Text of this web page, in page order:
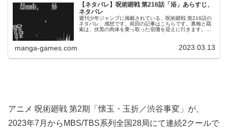
【ネタバレ】呪術廻戦 第216話「浴」あらすじ、
ネタバレ
週刊少年ジャンプに掲載されている、呪術廻戦 第216話の
ネタバレ、感想です。前回の記事はこちらです。裏梅と羂
索は、伏黒の肉体を乗っ取った宿儺を迎えに行きます。宿
manga-games.com 2023.03.13
アニメ 呪術廻戦 第2期「懐玉・玉折／渋谷事変」が、
2023年7月からMBS/TBS系列全国28局にて連続2クールで